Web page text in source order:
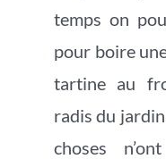
temps on
pour boire
tartine au
radis du
choses